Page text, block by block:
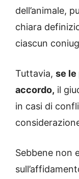
dell’animale,
chiara
ciascun
Tuttavia, se le
accordo, il
in casi di
Sebbene non